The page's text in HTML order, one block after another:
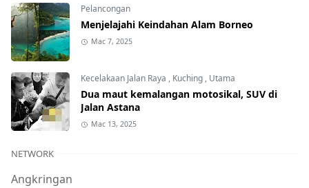
Pelancongan
Menjelajahi Keindahan Alam Borneo
Mac 7, 2025
Kecelakaan Jalan Raya , Kuching, Utama
Dua maut kemalangan motosikal, SUV di
Jalan Astana
Mac 13, 2025
NETWORK
Angkringan